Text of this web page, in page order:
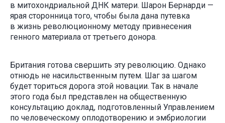
в митохондриальной ДНК матери. Шарон Бернарди —
ярая сторонница того, чтобы была дана путевка
в жизнь революционному методу привнесения
генного материала от третьего донора.
Британия готова свершить эту революцию. Однако
отнюдь не насильственным путем. Шаг за шагом
будет ториться дорога этой новации. Так в начале
этого года был представлен на общественную
консультацию доклад, подготовленный Управлением
по человеческому оплодотворению и эмбриологии